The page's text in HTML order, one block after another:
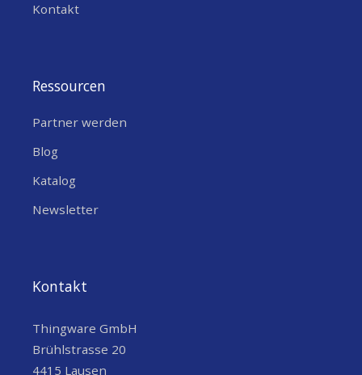
Kontakt
Ressourcen
Partner werden
Blog
Katalog
Newsletter
Kontakt
Thingware GmbH
Brühlstrasse 20
4415 Lausen